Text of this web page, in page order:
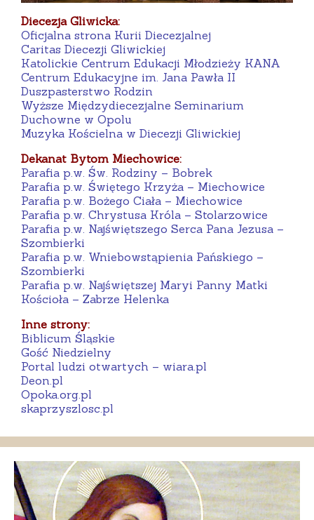
Diecezja Gliwicka:
Oficjalna strona Kurii Diecezjalnej
Caritas Diecezji Gliwickiej
Katolickie Centrum Edukacji Młodzieży KANA
Centrum Edukacyjne im. Jana Pawła II
Duszpasterstwo Rodzin
Wyższe Międzydiecezjalne Seminarium
Duchowne w Opolu
Muzyka Kościelna w Diecezji Gliwickiej
Dekanat Bytom Miechowice:
Parafia p.w. Św. Rodziny – Bobrek
Parafia p.w. Świętego Krzyża – Miechowice
Parafia p.w. Bożego Ciała – Miechowice
Parafia p.w. Chrystusa Króla – Stolarzowice
Parafia p.w. Najświętszego Serca Pana Jezusa –
Szombierki
Parafia p.w. Wniebowstąpienia Pańskiego –
Szombierki
Parafia p.w. Najświętszej Maryi Panny Matki
Kościoła – Zabrze Helenka
Inne strony:
Biblicum Śląskie
Gość Niedzielny
Portal ludzi otwartych – wiara.pl
Deon.pl
Opoka.org.pl
skaprzyszlosc.pl